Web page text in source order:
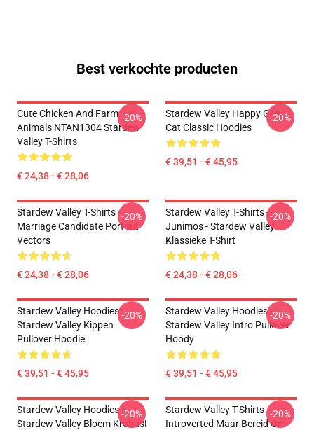
Best verkochte producten
Cute Chicken And Farm
Animals NTAN1304 Stardew
Valley T-Shirts
€ 24,38 - € 28,06
-20%
Stardew Valley Happy Grey
Cat Classic Hoodies
€ 39,51 - € 45,95
-20%
Stardew Valley T-Shirts -
Marriage Candidate Portrait
Vectors
€ 24,38 - € 28,06
-20%
Stardew Valley T-Shirts -
Junimos - Stardew Valley
Klassieke T-Shirt
€ 24,38 - € 28,06
-20%
Stardew Valley Hoodies.
Stardew Valley Kippen
Pullover Hoodie
€ 39,51 - € 45,95
-20%
Stardew Valley Hoodies -
Stardew Valley Intro Pullover
Hoody
€ 39,51 - € 45,95
-20%
Stardew Valley Hoodies -
Stardew Valley Bloem Krobus!
-20%
Stardew Valley T-Shirts -
Introverted Maar Bereid Om
-20%